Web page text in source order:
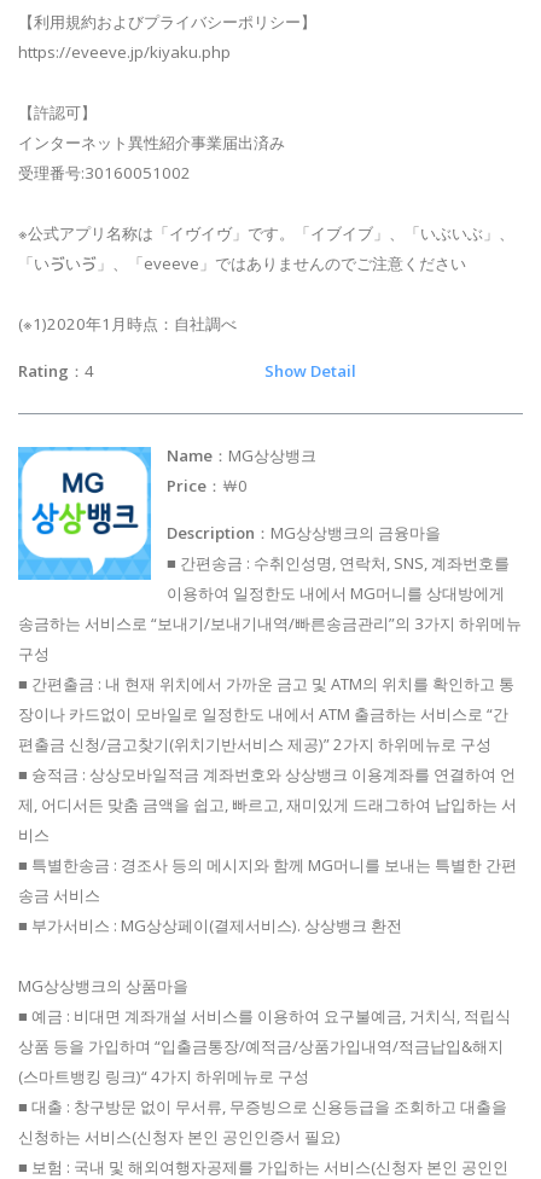
【利用規約およびプライバシーポリシー】
https://eveeve.jp/kiyaku.php
【許認可】
インターネット異性紹介事業届出済み
受理番号:30160051002
※公式アプリ名称は「イヴイヴ」です。「イブイブ」、「いぶいぶ」、
「いゔいゔ」、「eveeve」ではありませんのでご注意ください
(※1)2020年1月時点：自社調べ
Rating ：4 Show Detail
Name ：MG상상뱅크
Price ：￦0
Description ：MG상상뱅크의 금융마을
■ 간편송금 : 수취인성명, 연락처, SNS, 계좌번호를
이용하여 일정한도 내에서 MG머니를 상대방에게
송금하는 서비스로 “보내기/보내기내역/빠른송금관리”의 3가지 하위메뉴
구성
■ 간편출금 : 내 현재 위치에서 가까운 금고 및 ATM의 위치를 확인하고 통
장이나 카드없이 모바일로 일정한도 내에서 ATM 출금하는 서비스로 “간
편출금 신청/금고찾기(위치기반서비스 제공)” 2가지 하위메뉴로 구성
■ 슝적금 : 상상모바일적금 계좌번호와 상상뱅크 이용계좌를 연결하여 언
제, 어디서든 맞춤 금액을 쉽고, 빠르고, 재미있게 드래그하여 납입하는 서
비스
■ 특별한송금 : 경조사 등의 메시지와 함께 MG머니를 보내는 특별한 간편
송금 서비스
■ 부가서비스 : MG상상페이(결제서비스). 상상뱅크 환전
MG상상뱅크의 상품마을
■ 예금 : 비대면 계좌개설 서비스를 이용하여 요구불예금, 거치식, 적립식
상품 등을 가입하며 “입출금통장/예적금/상품가입내역/적금납입&해지
(스마트뱅킹 링크)“ 4가지 하위메뉴로 구성
■ 대출 : 창구방문 없이 무서류, 무증빙으로 신용등급을 조회하고 대출을
신청하는 서비스(신청자 본인 공인인증서 필요)
■ 보험 : 국내 및 해외여행자공제를 가입하는 서비스(신청자 본인 공인인